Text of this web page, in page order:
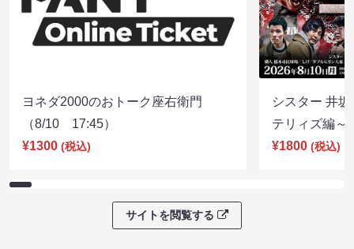
ヨネダ2000のおトーク座右衛門
（8/10 17:45）
¥1300 (税込)
シスター 井
テリィズ編
¥1800 (税込)
サイトを閲覧する